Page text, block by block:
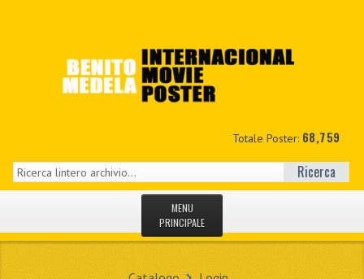
Totale Poster: 68,759
Ricerca
MENU
PRINCIPALE